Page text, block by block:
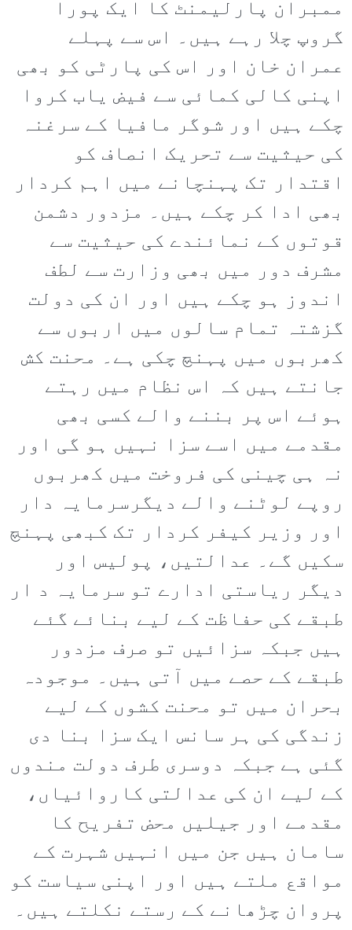
ممبران پارلیمنٹ کا ایک پورا
گروپ چلا رہے ہیں۔ اس سے پہلے
عمران خان اور اس کی پارٹی کو بھی
اپنی کالی کمائی سے فیض یاب کروا
چکے ہیں اور شوگر مافیا کے سرغنہ
کی حیثیت سے تحریک انصاف کو
اقتدار تک پہنچانے میں اہم کردار
بھی ادا کر چکے ہیں۔ مزدور دشمن
قوتوں کے نمائندے کی حیثیت سے
مشرف دور میں بھی وزارت سے لطف
اندوز ہو چکے ہیں اور ان کی دولت
گزشتہ تمام سالوں میں اربوں سے
کھربوں میں پہنچ چکی ہے۔ محنت کش
جانتے ہیں کہ اس نظام میں رہتے
ہوئے اس پر بننے والے کسی بھی
مقدمے میں اسے سزا نہیں ہو گی اور
نہ ہی چینی کی فروخت میں کھربوں
روپے لوٹنے والے دیگرسرمایہ دار
اور وزیر کیفر کردار تک کبھی پہنچ
سکیں گے۔ عدالتیں، پولیس اور
دیگر ریاستی ادارے تو سرمایہ د ار
طبقے کی حفاظت کے لیے بنائے گئے
ہیں جبکہ سزائیں تو صرف مزدور
طبقے کے حصے میں آتی ہیں۔ موجودہ
بحران میں تو محنت کشوں کے لیے
زندگی کی ہر سانس ایک سزا بنا دی
گئی ہے جبکہ دوسری طرف دولت مندوں
کے لیے ان کی عدالتی کاروائیاں،
مقدمے اور جیلیں محض تفریح کا
سامان ہیں جن میں انہیں شہرت کے
مواقع ملتے ہیں اور اپنی سیاست کو
پروان چڑھانے کے رستے نکلتے ہیں۔